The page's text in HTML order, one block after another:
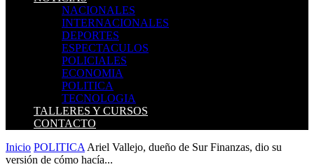
NACIONALES
INTERNACIONALES
DEPORTES
ESPECTACULOS
POLICIALES
ECONOMIA
POLITICA
TECNOLOGIA
TALLERES Y CURSOS
CONTACTO
Inicio POLITICA Ariel Vallejo, dueño de Sur Finanzas, dio su
versión de cómo hacía...